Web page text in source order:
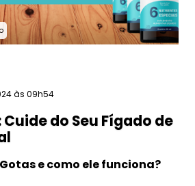
às 09h54
do Seu Fígado de
e como ele funciona?